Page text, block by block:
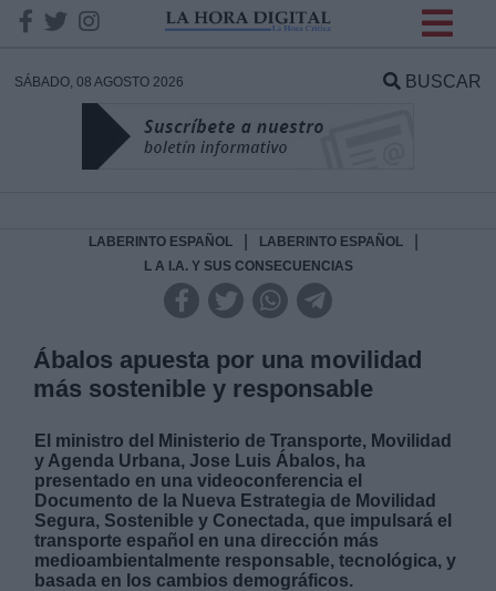
SÁBADO, 08 AGOSTO 2026 BUSCAR
LABERINTO ESPAÑOL LABERINTO ESPAÑOL
L A I.A. Y SUS CONSECUENCIAS
Ábalos apuesta por una movilidad
más sostenible y responsable
El ministro del Ministerio de Transporte, Movilidad
y Agenda Urbana, Jose Luis Ábalos, ha
presentado en una videoconferencia el
Documento de la Nueva Estrategia de Movilidad
Segura, Sostenible y Conectada, que impulsará el
transporte español en una dirección más
medioambientalmente responsable, tecnológica, y
basada en los cambios demográficos.
DATOS
Responsable:
Destinatarios: